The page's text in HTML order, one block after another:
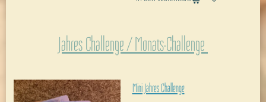
Jahres Challenge / Monats-Challenge
Mini Jahres Challenge